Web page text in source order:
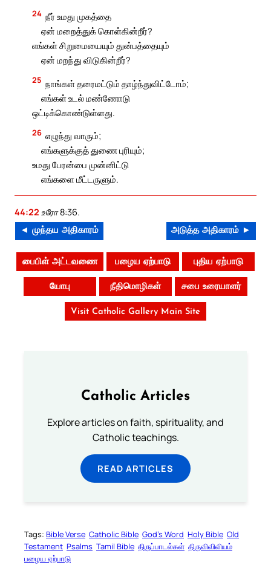
24 நீர் உமது முகத்தை
ஏன் மறைத்துக் கொள்கின்றீர்?
எங்கள் சிறுமையையும் துன்பத்தையும்
ஏன் மறந்து விடுகின்றீர்?
25 நாங்கள் தரைமட்டும் தாழ்ந்துவிட்டோம்;
எங்கள் உடல் மண்ணோடு
ஒட்டிக்கொண்டுள்ளது.
26 எழுந்து வாரும்;
எங்களுக்குத் துணை புரியும்;
உமது பேரன்பை முன்னிட்டு
எங்களை மீட்டருளும்.
44:22 உரோ 8:36.
◄ முந்தய அதிகாரம் அடுத்த அதிகாரம் ►
பைபிள் அட்டவணை பழைய ஏற்பாடு புதிய ஏற்பாடு
யோபு நீதிமொழிகள் சபை உரையாளர்
Visit Catholic Gallery Main Site
Catholic Articles
Explore articles on faith, spirituality, and
Catholic teachings.
READ ARTICLES
Tags: Bible Verse Catholic Bible God’s Word Holy Bible Old
Testament Psalms Tamil Bible திருப்பாடல்கள் திருவிவிலியம்
பழைய ஏற்பாடு